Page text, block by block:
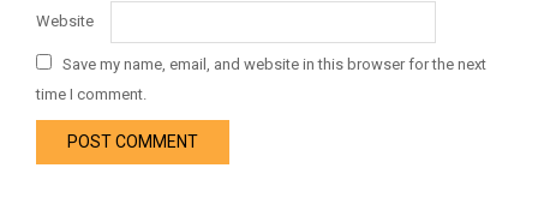
Website
Save my name, email, and website in this browser for the next
time I comment.